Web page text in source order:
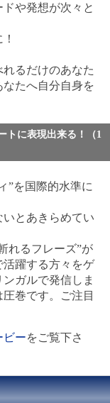
や発想が次々と
るだけのあなた
たへ自分自身を
トに表現出来る！（1
”を国際的水準に
とあきらめてい
れるフレーズ”が
躍する方々をゲ
ガルで発信しま
巻です。ご注目
ビーをご覧下さ